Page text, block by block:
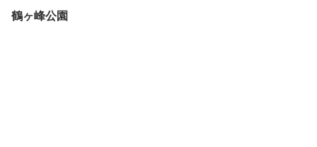
鶴ヶ峰公園